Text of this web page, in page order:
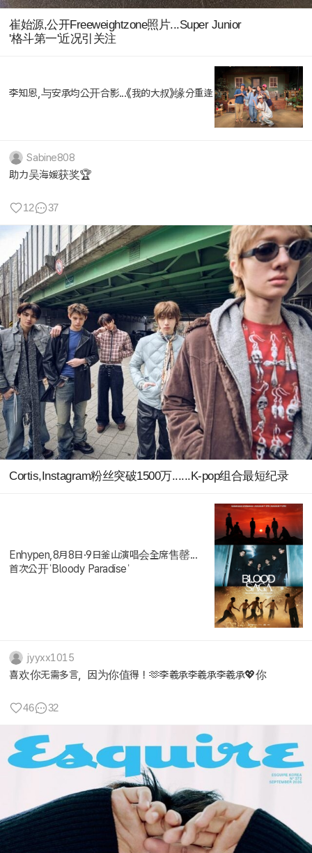
崔始源,公开Freeweightzone照片...Super Junior
'格斗第一'近况引关注
李知恩,与安承均公开合影...《我的大叔》缘分重逢
Sabine808
助力吴海媛获奖🏆
12 37
Cortis,Instagram粉丝突破1500万......K-pop组合最短纪录
Enhypen,8月8日·9日釜山演唱会全席售罄...
首次公开ˈBloody Paradiseˈ
jyyxx1015
喜欢你无需多言，因为你值得！🫶李羲承李羲承李羲承💖你
46 32